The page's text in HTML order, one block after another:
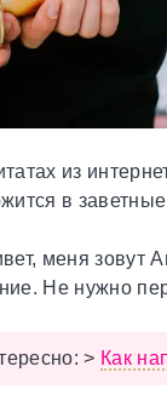
из
в
меня зовут
Не нужно
> Как